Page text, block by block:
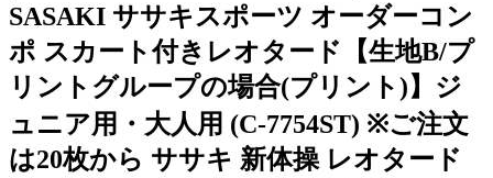
SASAKI ササキスポーツ オーダーコン
ポ スカート付きレオタード【生地B/プ
リントグループの場合(プリント)】ジ
ュニア用・大人用 (C-7754ST) ※ご注文
は20枚から ササキ 新体操 レオタード